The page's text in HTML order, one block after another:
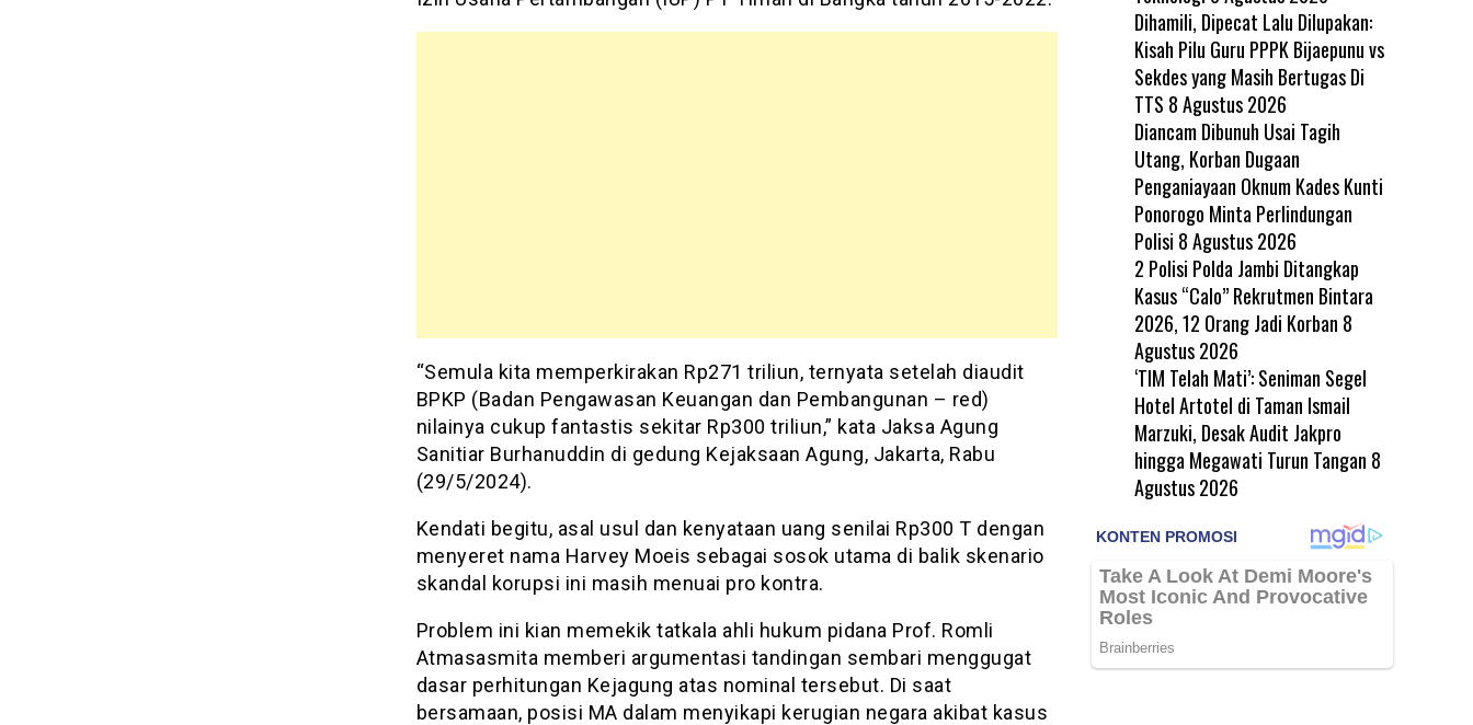
“Semula kita memperkirakan Rp271 triliun, ternyata setelah diaudit
BPKP (Badan Pengawasan Keuangan dan Pembangunan – red)
nilainya cukup fantastis sekitar Rp300 triliun,” kata Jaksa Agung
Sanitiar Burhanuddin di gedung Kejaksaan Agung, Jakarta, Rabu
(29/5/2024).
Kendati begitu, asal usul dan kenyataan uang senilai Rp300 T dengan
menyeret nama Harvey Moeis sebagai sosok utama di balik skenario
skandal korupsi ini masih menuai pro kontra.
Problem ini kian memekik tatkala ahli hukum pidana Prof. Romli
Atmasasmita memberi argumentasi tandingan sembari menggugat
dasar perhitungan Kejagung atas nominal tersebut. Di saat
bersamaan, posisi MA dalam menyikapi kerugian negara akibat kasus
Dihamili, Dipecat Lalu Dilupakan:
Kisah Pilu Guru PPPK Bijaepunu vs
Sekdes yang Masih Bertugas Di
TTS 8 Agustus 2026
Diancam Dibunuh Usai Tagih
Utang, Korban Dugaan
Penganiayaan Oknum Kades Kunti
Ponorogo Minta Perlindungan
Polisi 8 Agustus 2026
2 Polisi Polda Jambi Ditangkap
Kasus “Calo” Rekrutmen Bintara
2026, 12 Orang Jadi Korban 8
Agustus 2026
‘TIM Telah Mati’: Seniman Segel
Hotel Artotel di Taman Ismail
Marzuki, Desak Audit Jakpro
hingga Megawati Turun Tangan 8
Agustus 2026